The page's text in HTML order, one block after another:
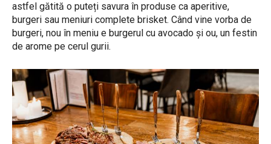
astfel gătită o puteți savura în produse ca aperitive,
burgeri sau meniuri complete brisket. Când vine vorba de
burgeri, nou în meniu e burgerul cu avocado și ou, un festin
de arome pe cerul gurii.